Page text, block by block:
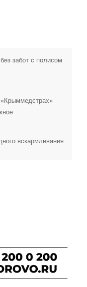
забот с полисом
вскармливания